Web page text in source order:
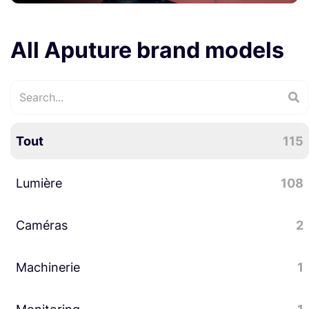
All Aputure brand models
Tout 115
Lumière 108
LED 77
Accessoires lumière 27
Lumière évènementielle 3
Caméras 2
Accessoires caméra 2
Machinerie 1